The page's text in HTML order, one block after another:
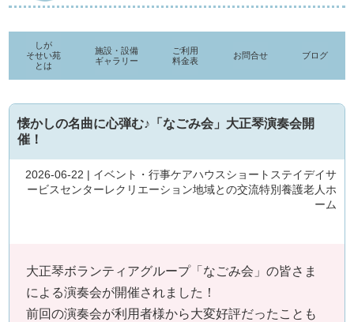
しが
そせい苑
とは
施設・設備
ギャラリー
ご利用
料金表
お問合せ ブログ
懐かしの名曲に心弾む♪「なごみ会」大正琴演奏会開
催！
2026-06-22 | イベント・行事ケアハウスショートステイデイサ
ービスセンターレクリエーション地域との交流特別養護老人ホ
ーム
大正琴ボランティアグループ「なごみ会」の皆さま
による演奏会が開催されました！
前回の演奏会が利用者様から大変好評だったことも